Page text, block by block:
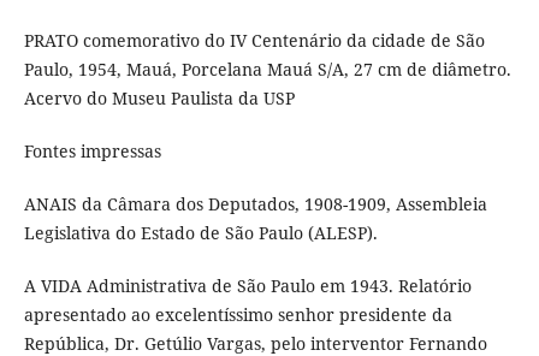
PRATO comemorativo do IV Centenário da cidade de São
Paulo, 1954, Mauá, Porcelana Mauá S/A, 27 cm de diâmetro.
Acervo do Museu Paulista da USP
Fontes impressas
ANAIS da Câmara dos Deputados, 1908-1909, Assembleia
Legislativa do Estado de São Paulo (ALESP).
A VIDA Administrativa de São Paulo em 1943. Relatório
apresentado ao excelentíssimo senhor presidente da
República, Dr. Getúlio Vargas, pelo interventor Fernando